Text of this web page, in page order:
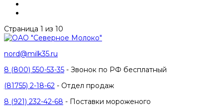
Страница 1 из 10
nord@milk35.ru
8 (800) 550-53-35 - Звонок по РФ бесплатный
(81755) 2-18-62 - Отдел продаж
8 (921) 232-42-68 - Поставки мороженого